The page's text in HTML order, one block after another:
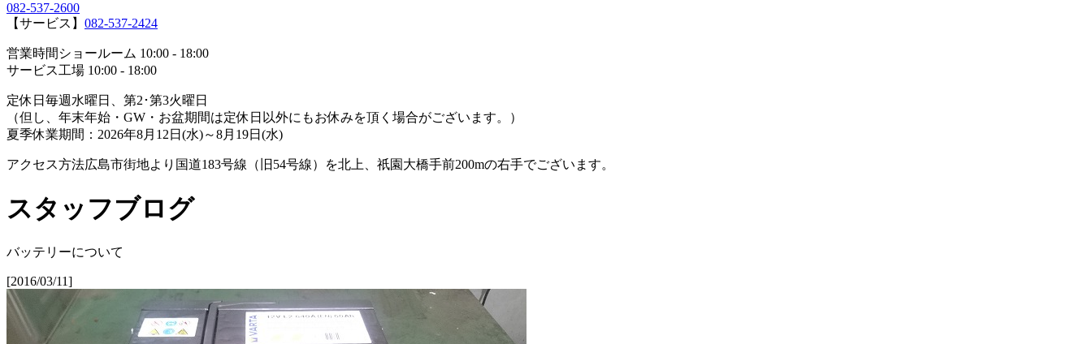
082-537-2600
【サービス】 082-537-2424
営業時間 ショールーム 10:00 - 18:00
サービス工場 10:00 - 18:00
定休日 毎週水曜日、第2･第3火曜日
（但し、年末年始・GW・お盆期間は定休日以外にもお休みを頂く場合がございます。）
夏季休業期間：2026年8月12日(水)～8月19日(水)
アクセス方法広島市街地より国道183号線（旧54号線）を北上、祇園大橋手前200mの右手でございます。
スタッフブログ
バッテリーについて
[2016/03/11]